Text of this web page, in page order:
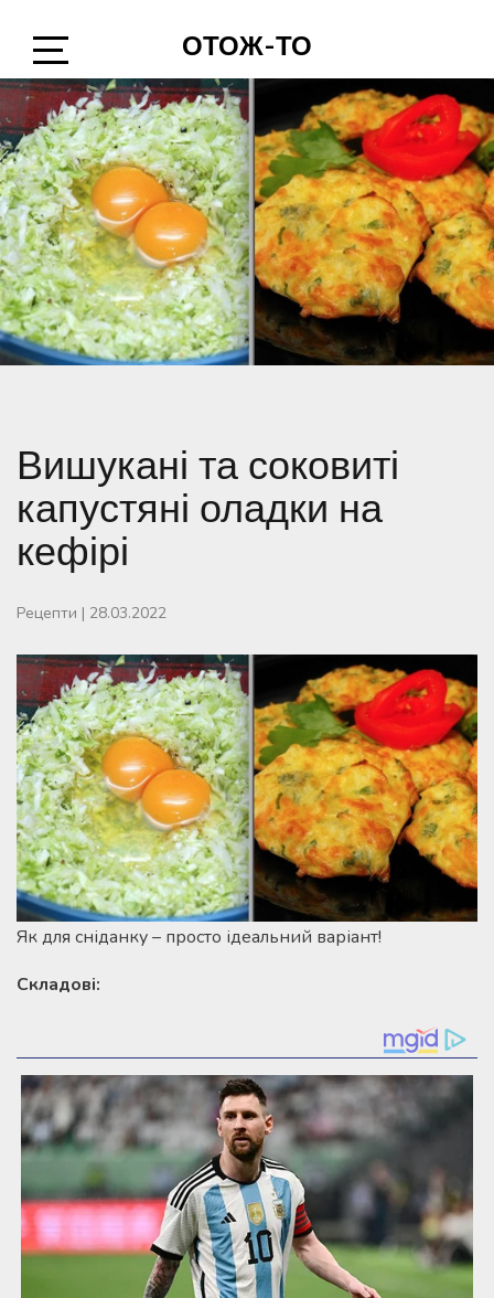
content
Open
Sidebar
ОТОЖ-ТО
Вишукані та соковиті
капустяні оладки на
кефірі
Рецепти | 28.03.2022
Як для сніданку – просто ідеальний варіант!
Складові: